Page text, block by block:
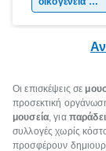
Οι επισκέψεις σε
προσεκτική
μουσεία, για
συλλογές χωρίς
προσφέρουν